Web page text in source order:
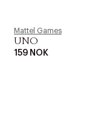
o
n
Mattel Games
UNO
159 NOK